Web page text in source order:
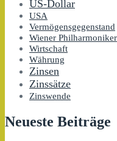
US-Dollar
USA
Vermögensgegenstand
Wiener Philharmoniker
Wirtschaft
Währung
Zinsen
Zinssätze
Zinswende
Neueste Beiträge